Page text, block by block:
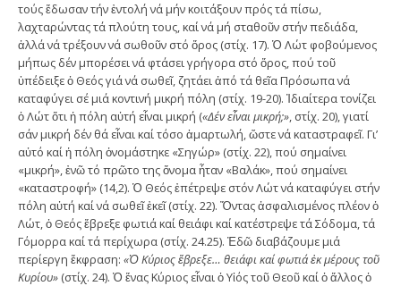
τούς ἔδωσαν τήν ἐντολή νά μήν κοιτάξουν πρός τά πίσω,
λαχταρώντας τά πλούτη τους, καί νά μή σταθοῦν στήν πεδιάδα,
ἀλλά νά τρέξουν νά σωθοῦν στό ὄρος (στίχ. 17). Ὁ Λώτ φοβούμενος
μήπως δέν μπορέσει νά φτάσει γρήγορα στό ὄρος, πού τοῦ
ὑπέδειξε ὁ Θεός γιά νά σωθεῖ, ζητάει ἀπό τά θεῖα Πρόσωπα νά
καταφύγει σέ μιά κοντινή μικρή πόλη (στίχ. 19-20). Ἰδιαίτερα τονίζει
ὁ Λώτ ὅτι ἡ πόλη αὐτή εἶναι μικρή («Δέν εἶναι μικρή;», στίχ. 20), γιατί
σάν μικρή δέν θά εἶναι καί τόσο ἁμαρτωλή, ὥστε νά καταστραφεῖ. Γι’
αὐτό καί ἡ πόλη ὀνομάστηκε «Σηγώρ» (στίχ. 22), πού σημαίνει
«μικρή», ἐνῶ τό πρῶτο της ὄνομα ἦταν «Βαλάκ», πού σημαίνει
«καταστροφή» (14,2). Ὁ Θεός ἐπέτρεψε στόν Λώτ νά καταφύγει στήν
πόλη αὐτή καί νά σωθεῖ ἐκεῖ (στίχ. 22). Ὄντας ἀσφαλισμένος πλέον ὁ
Λώτ, ὁ Θεός ἔβρεξε φωτιά καί θειάφι καί κατέστρεψε τά Σόδομα, τά
Γόμορρα καί τά περίχωρα (στίχ. 24.25). Ἐδῶ διαβάζουμε μιά
περίεργη ἔκφραση: «Ὁ Κύριος ἔβρεξε… θειάφι καί φωτιά ἐκ μέρους τοῦ
Κυρίου» (στίχ. 24). Ὁ ἕνας Κύριος εἶναι ὁ Υἱός τοῦ Θεοῦ καί ὁ ἄλλος ὁ